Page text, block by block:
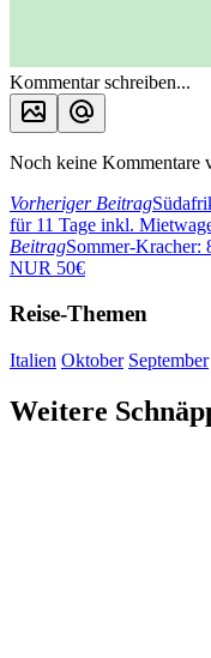
Kommentar schreiben...
Noch keine Kommentare
Vorheriger Beitrag
für 11 Tage inkl.
BeitragSommer-
NUR 50€
Reise-Themen
Italien Oktober September
Weitere